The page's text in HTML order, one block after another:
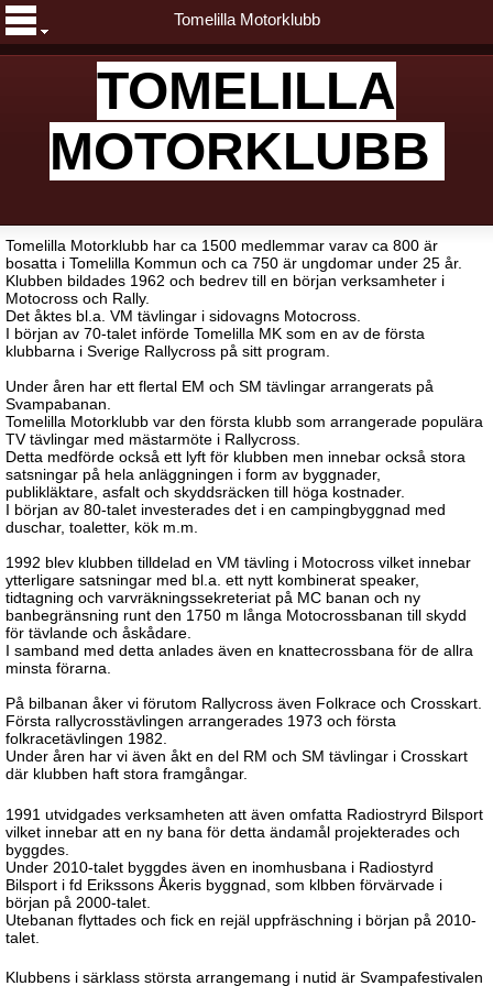
TOMELILLA
MOTORKLUBB
Tomelilla Motorklubb
Tomelilla Motorklubb har ca 1500 medlemmar varav ca 800 är
bosatta i Tomelilla Kommun och ca 750 är ungdomar under 25 år.
Klubben bildades 1962 och bedrev till en början verksamheter i
Motocross och Rally.
Det åktes bl.a. VM tävlingar i sidovagns Motocross.
I början av 70-talet införde Tomelilla MK som en av de första
klubbarna i Sverige Rallycross på sitt program.
Under åren har ett flertal EM och SM tävlingar arrangerats på
Svampabanan.
Tomelilla Motorklubb var den första klubb som arrangerade populära
TV tävlingar med mästarmöte i Rallycross.
Detta medförde också ett lyft för klubben men innebar också stora
satsningar på hela anläggningen i form av byggnader,
publikläktare, asfalt och skyddsräcken till höga kostnader.
I början av 80-talet investerades det i en campingbyggnad med
duschar, toaletter, kök m.m.
1992 blev klubben tilldelad en VM tävling i Motocross vilket innebar
ytterligare satsningar med bl.a. ett nytt kombinerat speaker,
tidtagning och varvräkningssekreteriat på MC banan och ny
banbegränsning runt den 1750 m långa Motocrossbanan till skydd
för tävlande och åskådare.
I samband med detta anlades även en knattecrossbana för de allra
minsta förarna.
På bilbanan åker vi förutom Rallycross även Folkrace och Crosskart.
Första rallycrosstävlingen arrangerades 1973 och första
folkracetävlingen 1982.
Under åren har vi även åkt en del RM och SM tävlingar i Crosskart
där klubben haft stora framgångar.
1991 utvidgades verksamheten att även omfatta Radiostryrd Bilsport
vilket innebar att en ny bana för detta ändamål projekterades och
byggdes.
Under 2010-talet byggdes även en inomhusbana i Radiostyrd
Bilsport i fd Erikssons Åkeris byggnad, som klbben förvärvade i
början på 2000-talet.
Utebanan flyttades och fick en rejäl uppfräschning i början på 2010-
talet.
Klubbens i särklass största arrangemang i nutid är Svampafestivalen